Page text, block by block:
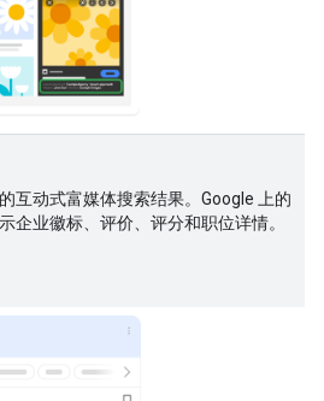
互动式富媒体搜索结果。Google 上的
企业徽标、评价、评分和职位详情。